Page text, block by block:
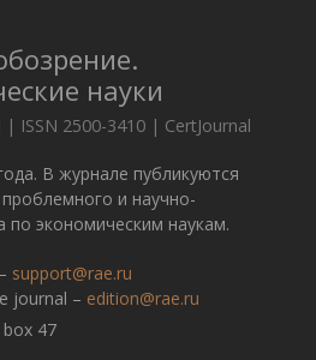
науки
| ISSN 2500-3410 | CertJournal
В журнале публикуются
и научно-
по экономическим наукам.
support@rae.ru
journal – edition@rae.ru
47